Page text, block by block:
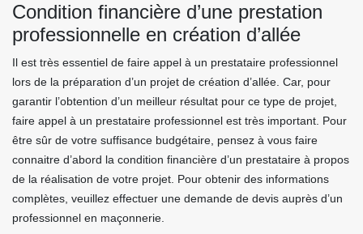
Condition financière d’une prestation
professionnelle en création d’allée
Il est très essentiel de faire appel à un prestataire professionnel
lors de la préparation d’un projet de création d’allée. Car, pour
garantir l’obtention d’un meilleur résultat pour ce type de projet,
faire appel à un prestataire professionnel est très important. Pour
être sûr de votre suffisance budgétaire, pensez à vous faire
connaitre d’abord la condition financière d’un prestataire à propos
de la réalisation de votre projet. Pour obtenir des informations
complètes, veuillez effectuer une demande de devis auprès d’un
professionnel en maçonnerie.